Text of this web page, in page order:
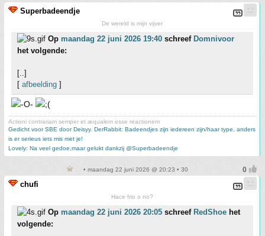
Superbadeendje
De wereld is mijn vijver
Op maandag 22 juni 2026 19:40 schreef Domnivoor
het volgende:
[..]
[ afbeelding ]
Actioni contrariam semper et æqualem esse reactionem
Gedicht voor SBE door Deisyy, DerRabbit: Badeendjes zijn iedereen zijn/haar type, anders
is er serieus iets mis met je!
Lovely: Na veel gedoe,maar gelukt dankzij @Superbadeendje
• maandag 22 juni 2026 @ 20:23 • 30
chufi
Hace frio o no?
Op maandag 22 juni 2026 20:05 schreef RedShoe het
volgende: